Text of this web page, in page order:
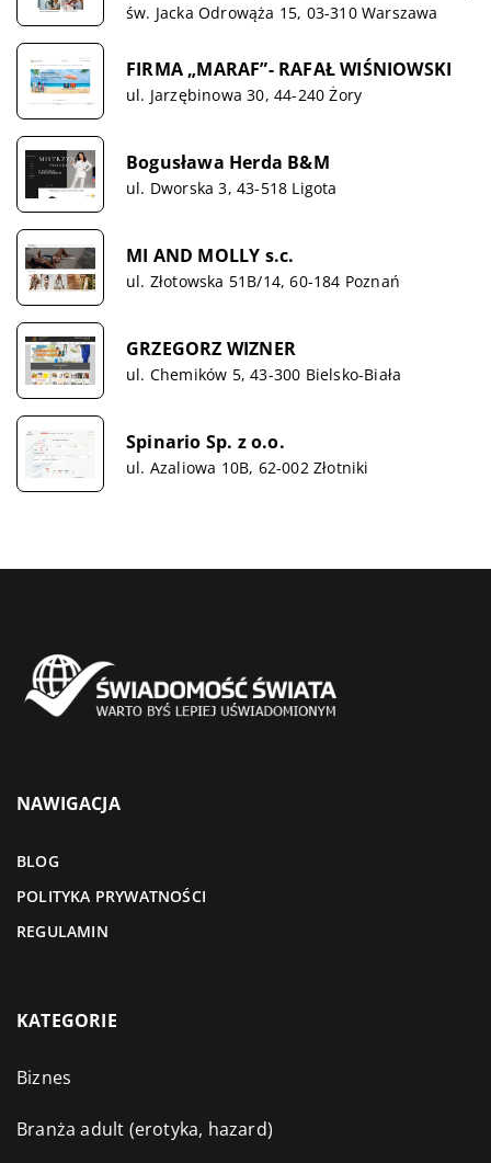
św. Jacka Odrowąża 15, 03-310 Warszawa
FIRMA „MARAF”- RAFAŁ WIŚNIOWSKI
ul. Jarzębinowa 30, 44-240 Żory
Bogusława Herda B&M
ul. Dworska 3, 43-518 Ligota
MI AND MOLLY s.c.
ul. Złotowska 51B/14, 60-184 Poznań
GRZEGORZ WIZNER
ul. Chemików 5, 43-300 Bielsko-Biała
Spinario Sp. z o.o.
ul. Azaliowa 10B, 62-002 Złotniki
NAWIGACJA
BLOG
POLITYKA PRYWATNOŚCI
REGULAMIN
KATEGORIE
Biznes
Branża adult (erotyka, hazard)